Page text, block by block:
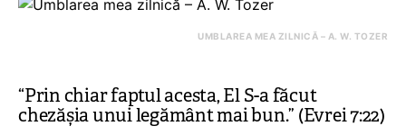
UMBLAREA MEA ZILNICĂ – A. W. TOZER
“Prin chiar faptul acesta, El S-a făcut
chezășia unui legământ mai bun.” (Evrei 7:22)